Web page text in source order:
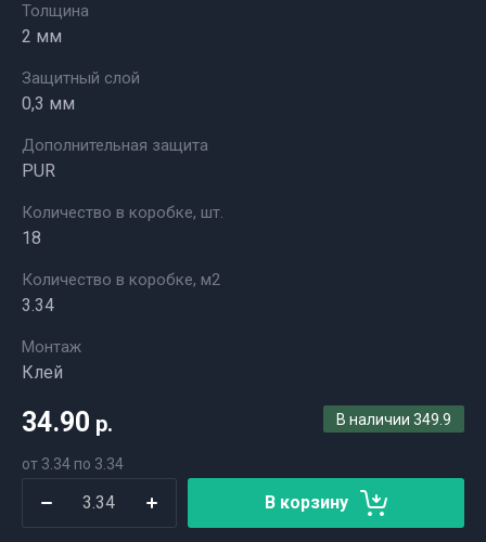
Толщина
2 мм
Защитный слой
0,3 мм
Дополнительная защита
PUR
Количество в коробке, шт.
18
Количество в коробке, м2
3.34
Монтаж
Клей
В наличии 349.9
34.90 р.
от 3.34 по 3.34
В корзину